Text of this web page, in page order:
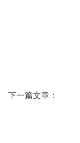
下一篇文章：